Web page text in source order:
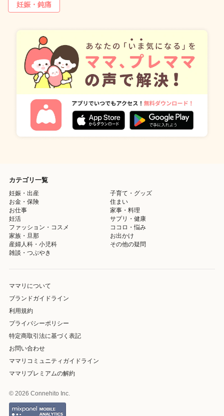
妊娠・鈍痛
カテゴリ一覧
妊娠・出産
子育て・グッズ
お金・保険
住まい
お仕事
家事・料理
妊活
サプリ・健康
ファッション・コスメ
ココロ・悩み
家族・旦那
お出かけ
産婦人科・小児科
その他の疑問
雑談・つぶやき
ママリについて
ブランドガイドライン
利用規約
プライバシーポリシー
特定商取引法に基づく表記
お問い合わせ
ママリコミュニティガイドライン
ママリプレミアムの解約
© 2026 Connehito Inc.